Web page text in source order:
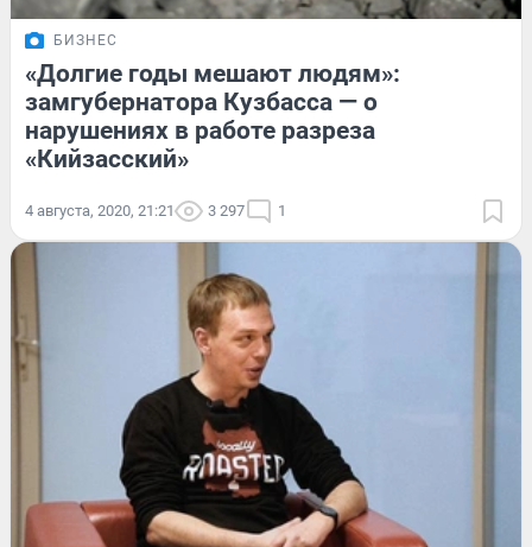
БИЗНЕС
«Долгие годы мешают людям»:
замгубернатора Кузбасса — о
нарушениях в работе разреза
«Кийзасский»
4 августа, 2020, 21:21 3 297 1